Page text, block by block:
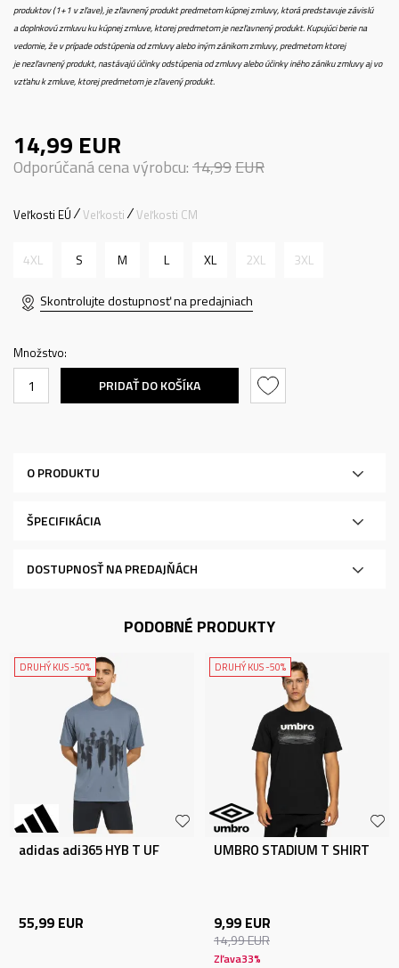
produktov (1+1 v zľave), je zľavnený produkt predmetom kúpnej zmluvy, ktorá predstavuje závislú
a doplnkovú zmluvu ku kúpnej zmluve, ktorej predmetom je nezľavnený produkt. Kupujúci berie na
vedomie, že v prípade odstúpenia od zmluvy alebo iným zánikom zmluvy, predmetom ktorej
je nezľavnený produkt, nastávajú účinky odstúpenia od zmluvy alebo účinky iného zániku zmluvy aj vo
vzťahu k zmluve, ktorej predmetom je zľavený produkt.
14,99 EUR
Odporúčaná cena výrobcu:14,99EUR
Veľkosti EÚ Veľkosti Veľkosti CM
4XL S M L XL 2XL 3XL
Skontrolujte dostupnosť na predajniach
Množstvo:
PRIDAŤ DO KOŠÍKA
O PRODUKTU
ŠPECIFIKÁCIA
DOSTUPNOSŤ NA PREDAJŇÁCH
PODOBNÉ PRODUKTY
DRUHÝ KUS -50%
adidas adi365 HYB T UF
55,99 EUR
DRUHÝ KUS -50%
UMBRO STADIUM T SHIRT
9,99 EUR
14,99EUR
Zľava33%